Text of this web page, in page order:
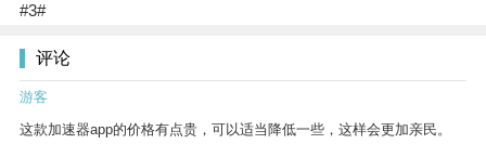
#3#
评论
游客
这款加速器app的价格有点贵，可以适当降低一些，这样会更加亲民。